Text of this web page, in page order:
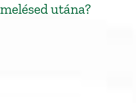
utána?